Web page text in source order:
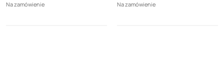
Na zamówienie Na zamówienie